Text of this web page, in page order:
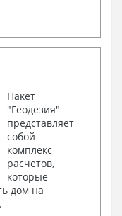
Пакет
"Геодезия"
представляет
собой
комплекс
расчетов,
которые
дом на